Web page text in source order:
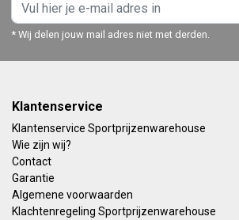
* Wij delen jouw mail adres niet met derden.
Klantenservice
Klantenservice Sportprijzenwarehouse
Wie zijn wij?
Contact
Garantie
Algemene voorwaarden
Klachtenregeling Sportprijzenwarehouse